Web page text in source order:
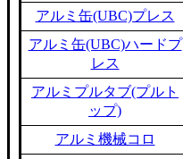
アルミ缶(UBC)プレス
アルミ缶(UBC)ハードプ
レス
アルミプルタブ(プルト
ップ)
アルミ機械コロ